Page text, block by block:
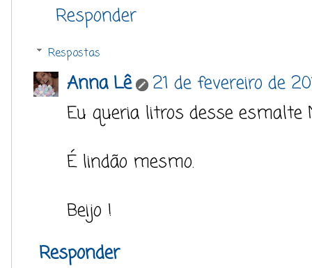
Responder
Respostas
Anna Lê
21 de fevereiro de
Eu queria litros desse esmalte
É lindão mesmo.
Beijo !
Responder